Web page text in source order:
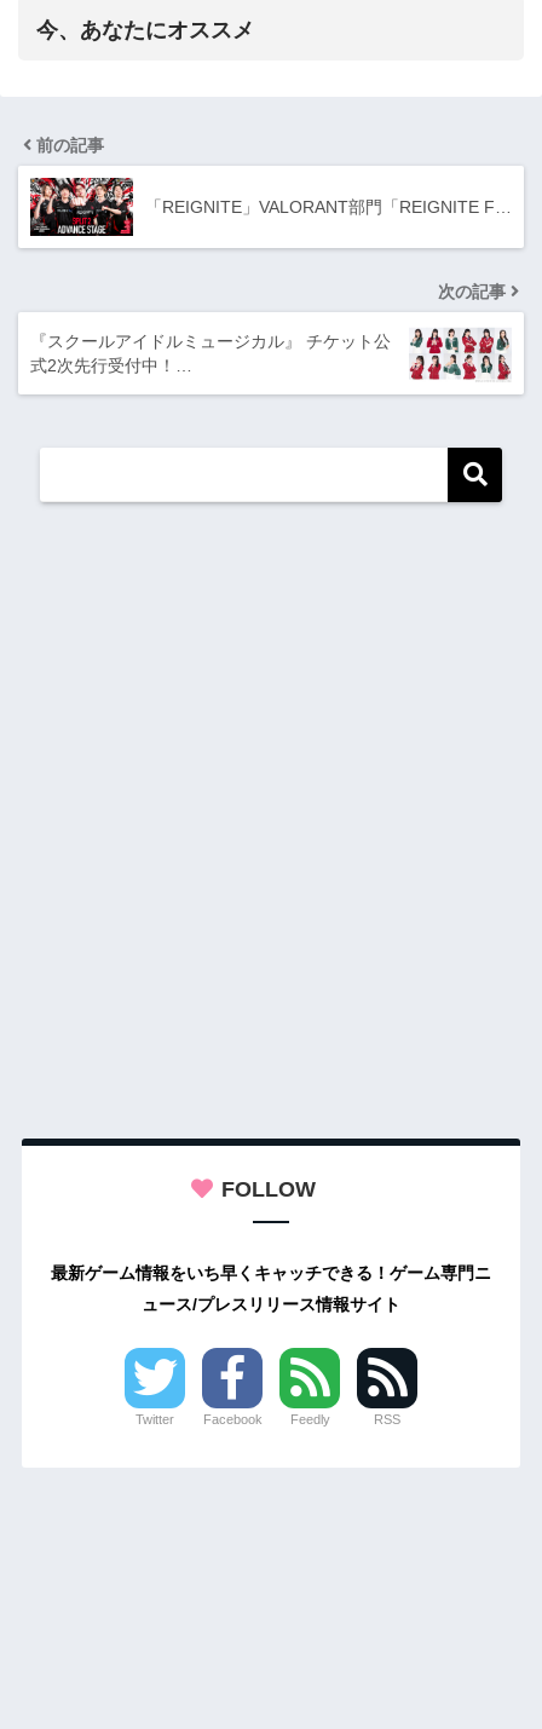
今、あなたにオススメ
前の記事
「REIGNITE」VALORANT部門「REIGNITE F…
次の記事
『スクールアイドルミュージカル』 チケット公
式2次先行受付中！…
FOLLOW
最新ゲーム情報をいち早くキャッチできる！ゲーム専門ニ
ュース/プレスリリース情報サイト
Twitter Facebook Feedly RSS